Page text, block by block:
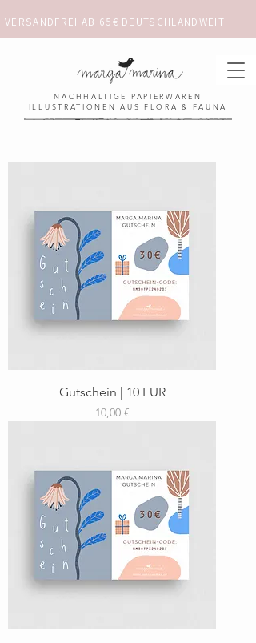
VERSANDFREI AB 65€
NACHHALTIGE PAPIERWAREN
ILLUSTRATIONEN AUS FLORA & FAUNA
Gutschein | 10 EUR
Preis
10,00 €